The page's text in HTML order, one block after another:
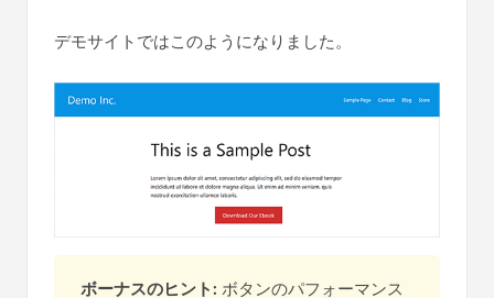
デモサイトではこのようになりました。
ボーナスのヒント: ボタンのパフォーマンス